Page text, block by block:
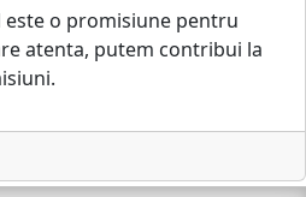
este o promisiune pentru
atenta, putem contribui la